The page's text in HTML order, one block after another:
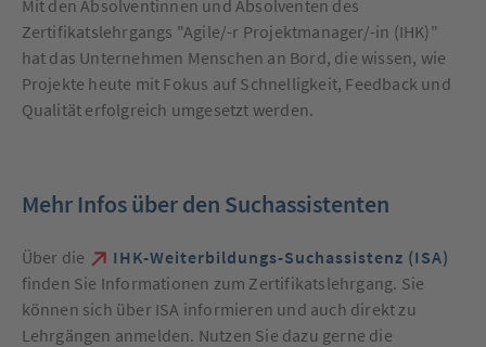
Mit den Absolventinnen und Absolventen des
Zertifikatslehrgangs "Agile/-r Projektmanager/-in (IHK)"
hat das Unternehmen Menschen an Bord, die wissen, wie
Projekte heute mit Fokus auf Schnelligkeit, Feedback und
Qualität erfolgreich umgesetzt werden.
Mehr Infos über den Suchassistenten
Über die
IHK-Weiterbildungs-Suchassistenz (ISA)
finden Sie Informationen zum Zertifikatslehrgang. Sie
können sich über ISA informieren und auch direkt zu
Lehrgängen anmelden. Nutzen Sie dazu gerne die